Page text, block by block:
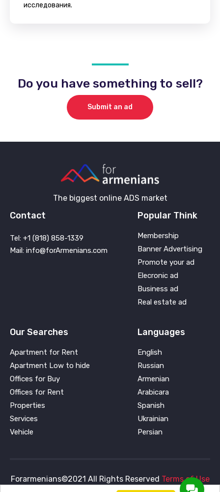
исследования.
Do you have something to sell?
Submit an ad
The biggest online ADS market
Contact
Tel: +1 (818) 858-1339
Mail: info@forArmenians.com
Popular Think
Membership
Banner Advertising
Promote your ad
Elecronic ad
Business ad
Real estate ad
Our Searches
Apartment for Rent
Apartment Low to hide
Offices for Buy
Offices for Rent
Properties
Services
Vehicle
Languages
English
Russian
Armenian
Arabicara
Spanish
Ukrainian
Persian
Forarmenians©2021 All Rights Reserved Terms of Use